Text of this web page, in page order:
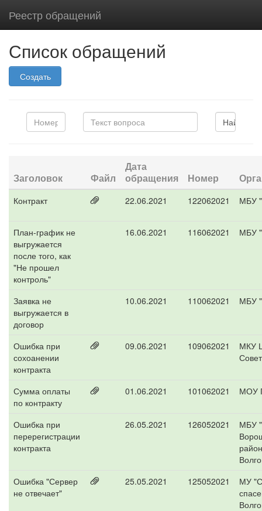
Реестр обращений
Список обращений
Создать
Заголовок Файл
Дата
обращения
Номер
Контракт 22.06.2021 122062021 МБУ
План-график не
выгружается
после того, как
"Не прошел
контроль"
16.06.2021 116062021 МБУ
Заявка не
выгружается в
договор
10.06.2021 110062021 МБУ
Ошибка при
сохоанении
контракта
09.06.2021 109062021
МКУ
Сумма оплаты
по контракту
01.06.2021 101062021 МОУ
Ошибка при
перерегистрации
контракта
26.05.2021 126052021
МБУ
Ошибка "Сервер
не отвечает"
25.05.2021 125052021
МУ